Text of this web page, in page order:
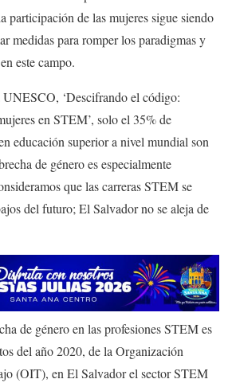
participación de las mujeres sigue siendo
medidas para romper los paradigmas y
este campo.
‘Descifrando el código:
en STEM’, solo el 35% de
educación superior a nivel mundial son
de género es especialmente
que las carreras STEM se
del futuro; El Salvador no se aleja de
de género en las profesiones STEM es
del año 2020, de la Organización
(OIT), en El Salvador el sector STEM